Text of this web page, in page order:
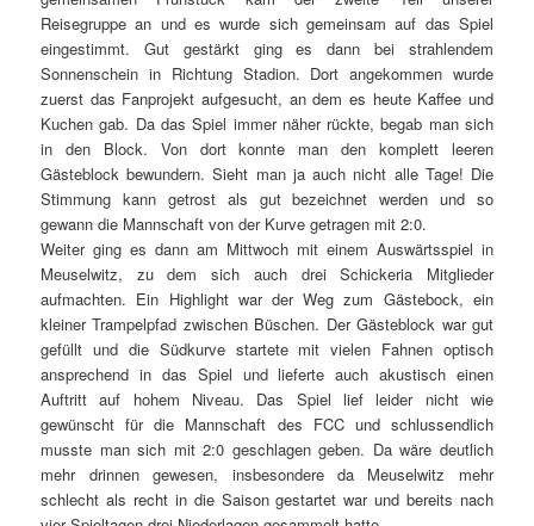
Reisegruppe an und es wurde sich gemeinsam auf das Spiel
eingestimmt. Gut gestärkt ging es dann bei strahlendem
Sonnenschein in Richtung Stadion. Dort angekommen wurde
zuerst das Fanprojekt aufgesucht, an dem es heute Kaffee und
Kuchen gab. Da das Spiel immer näher rückte, begab man sich
in den Block. Von dort konnte man den komplett leeren
Gästeblock bewundern. Sieht man ja auch nicht alle Tage! Die
Stimmung kann getrost als gut bezeichnet werden und so
gewann die Mannschaft von der Kurve getragen mit 2:0.
Weiter ging es dann am Mittwoch mit einem Auswärtsspiel in
Meuselwitz, zu dem sich auch drei Schickeria Mitglieder
aufmachten. Ein Highlight war der Weg zum Gästebock, ein
kleiner Trampelpfad zwischen Büschen. Der Gästeblock war gut
gefüllt und die Südkurve startete mit vielen Fahnen optisch
ansprechend in das Spiel und lieferte auch akustisch einen
Auftritt auf hohem Niveau. Das Spiel lief leider nicht wie
gewünscht für die Mannschaft des FCC und schlussendlich
musste man sich mit 2:0 geschlagen geben. Da wäre deutlich
mehr drinnen gewesen, insbesondere da Meuselwitz mehr
schlecht als recht in die Saison gestartet war und bereits nach